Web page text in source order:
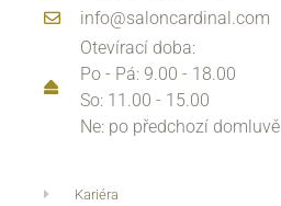
info@saloncardinal.com
Otevírací doba:
Po - Pá: 9.00 - 18.00
So: 11.00 - 15.00
Ne: po předchozí domluvě
Kariéra